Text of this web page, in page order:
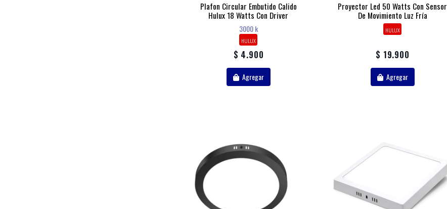
Plafon Circular Embutido Calido
Hulux 18 Watts Con Driver
3000 k
HULUX
$ 4.900
Agregar
Proyector Led 50 Watts Con Sensor
De Movimiento Luz Fría
HULUX
$ 19.900
Agregar